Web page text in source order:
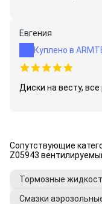
Евгения
Куплено в
Диски на весту,
Сопутствующие
Z05943
Тормозные
Смазки